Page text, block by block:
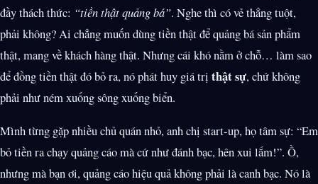
đầy thách thức: “tiền thật quảng bá”. Nghe thì có vẻ thẳng tuột,
phải không? Ai chẳng muốn dùng tiền thật để quảng bá sản phẩm
thật, mang về khách hàng thật. Nhưng cái khó nằm ở chỗ… làm sao
để đồng tiền thật đó bỏ ra, nó phát huy giá trị thật sự, chứ không
phải như ném xuống sông xuống biển.
Mình từng gặp nhiều chủ quán nhỏ, anh chị start-up, họ tâm sự: “Em
bỏ tiền ra chạy quảng cáo mà cứ như đánh bạc, hên xui lắm!”. Ồ,
nhưng mà bạn ơi, quảng cáo hiệu quả không phải là canh bạc. Nó là